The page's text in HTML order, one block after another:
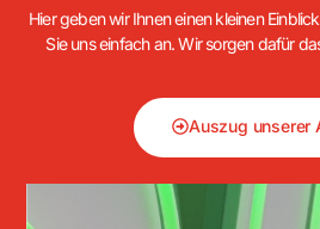
Hier geben wir Ihnen einen kleinen
Sie uns einfach an. Wir sorgen dafür
Auszug unserer